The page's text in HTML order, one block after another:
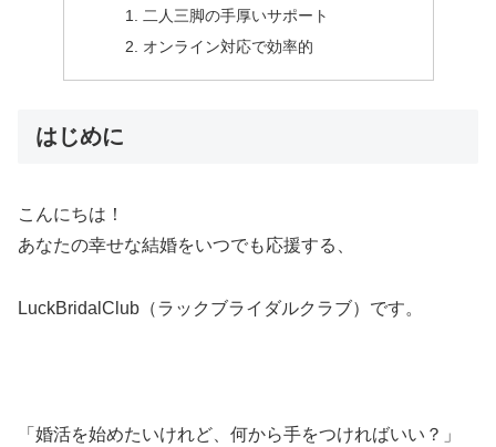
二人三脚の手厚いサポート
オンライン対応で効率的
はじめに
こんにちは！
あなたの幸せな結婚をいつでも応援する、
LuckBridalClub（ラックブライダルクラブ）です。
「婚活を始めたいけれど、何から手をつければいい？」